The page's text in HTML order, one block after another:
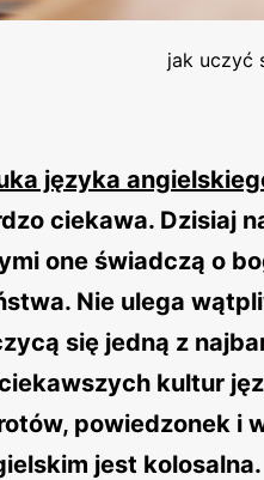
jak uczyć
języka
ciekawa. Dzisiaj
one świadczą o
Nie ulega
się jedną z
kultur
powiedzonek i
jest kolosalna.